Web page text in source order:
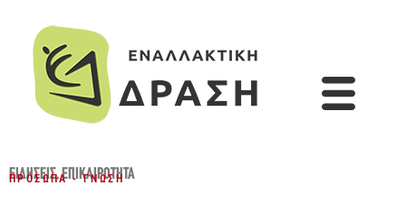
ΕΙΔΉΣΕΙΣ,ΕΠΙΚΑΙΡΌΤΗΤΑ
ΠΡΌΣΩΠΑ - ΓΝΏΣΗ